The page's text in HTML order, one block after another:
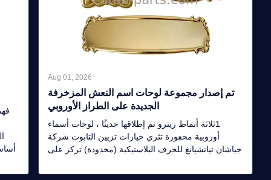
Aug 01, 2026
تم إصدار مجموعة لوحات اسم النعش المزخرفة
الجديدة على الطراز الأوروبي
1ثلاثة أنماط ريترو تم إطلاقها حديثًا ، لوحات أسماء
أوروبية محفورة تثري خيارات تزيين التابوت شركة
جياشان تيانشيانغ للحرف البلاستيكية (محدودة) تركز على
أسماء فارغة منحوتة للخلفية: مستطيل, بيضاويوأنماط